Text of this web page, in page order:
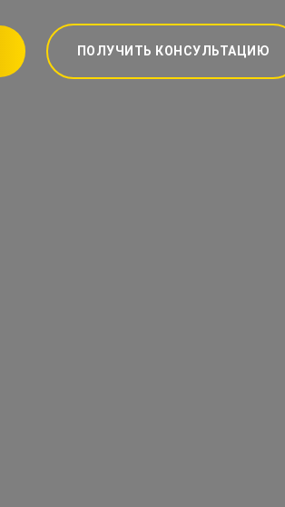
ПОЛУЧИТЬ КОНСУЛЬТАЦИЮ